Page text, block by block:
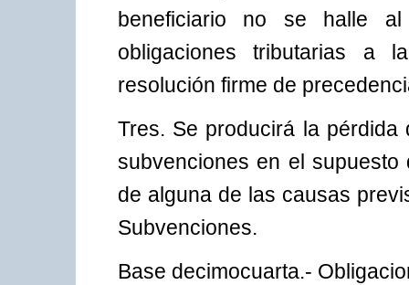
beneficiario no se halle
obligaciones tributarias a
resolución firme de
Tres. Se producirá la
subvenciones en el
de alguna de las causas
Subvenciones.
Base decimocuarta.-